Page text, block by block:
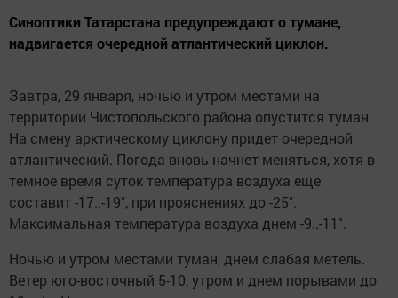
Синоптики Татарстана предупреждают о тумане,
надвигается очередной атлантический циклон.
Завтра, 29 января, ночью и утром местами на
территории Чистопольского района опустится туман.
На смену арктическому циклону придет очередной
атлантический. Погода вновь начнет меняться, хотя в
темное время суток температура воздуха еще
составит -17..-19˚, при прояснениях до -25˚.
Максимальная температура воздуха днем -9..-11˚.
Ночью и утром местами туман, днем слабая метель.
Ветер юго-восточный 5-10, утром и днем порывами до